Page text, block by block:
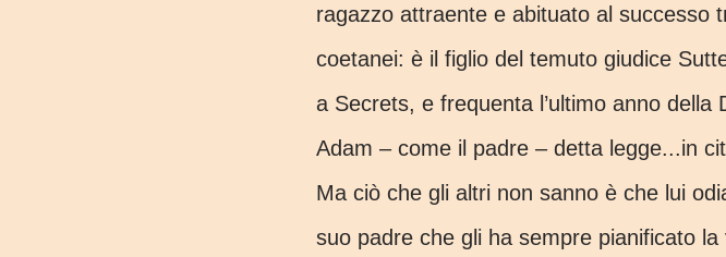
ragazzo attraente e abituato al successo
coetanei: è il figlio del temuto giudice
a Secrets, e frequenta l’ultimo anno della
Adam – come il padre – detta legge...in
Ma ciò che gli altri non sanno è che lui
suo padre che gli ha sempre pianificato la